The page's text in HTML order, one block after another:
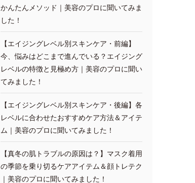
かんたんメソッド｜美容のプロに聞いてみま
した！
【エイジングレベル別スキンケア・前編】
今、悩みはどこまで進んでいる？エイジング
レベルの特徴と見極め方｜美容のプロに聞い
てみました！
【エイジングレベル別スキンケア・後編】各
レベルに合わせたおすすめケア方法＆アイテ
ム｜美容のプロに聞いてみました！
【真冬の肌トラブルの原因は？】マスク着用
の季節を乗り切るケアアイテム＆顔トレテク
｜美容のプロに聞いてみました！